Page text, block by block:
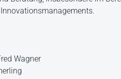
Wagner